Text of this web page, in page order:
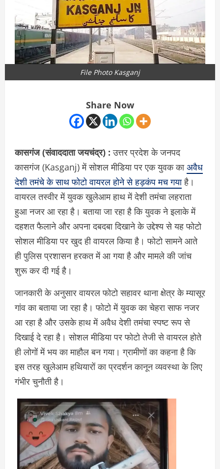
File Photo Kasganj
Share Now
कासगंज (संवाददाता जयचंद्र) :उत्तर प्रदेश के जनपद
कासगंज (Kasganj) में सोशल मीडिया पर एक युवक काअवैध
देशी तमंचे के साथ फोटो वायरल होने से हड़कंप मच गयाहै।
वायरल तस्वीर में युवक खुलेआम हाथ में देशी तमंचा लहराता
हुआ नजर आ रहा है। बताया जा रहा है कि युवक ने इलाके में
दहशत फैलाने और अपना दबदबा दिखाने के उद्देश्य से यह फोटो
सोशल मीडिया पर खुद ही वायरल किया है। फोटो सामने आते
ही पुलिस प्रशासन हरकत में आ गया है और मामले की जांच
शुरू कर दी गई है।
जानकारी के अनुसार वायरल फोटो सहावर थाना क्षेत्र के म्यासूर
गांव का बताया जा रहा है। फोटो में युवक का चेहरा साफ नजर
आ रहा है और उसके हाथ में अवैध देशी तमंचा स्पष्ट रूप से
दिखाई दे रहा है। सोशल मीडिया पर फोटो तेजी से वायरल होते
ही लोगों में भय का माहौल बन गया। ग्रामीणों का कहना है कि
इस तरह खुलेआम हथियारों का प्रदर्शन कानून व्यवस्था के लिए
गंभीर चुनौती है।